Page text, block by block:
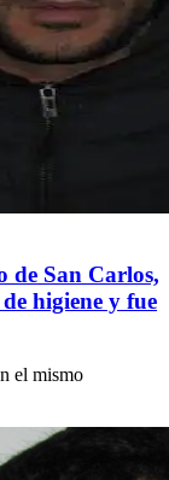
de San Carlos,
higiene y fue
el mismo